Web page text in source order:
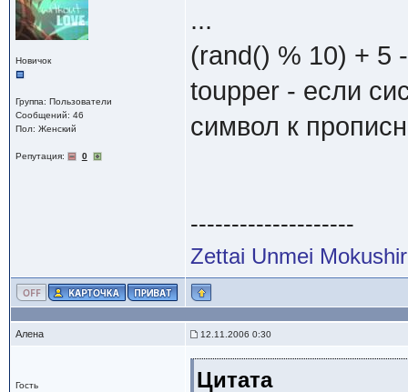
Новичок
Группа: Пользователи
Сообщений: 46
Пол: Женский
Репутация: 0
...
(rand() % 10) + 5
toupper - если
cимвол к
--------------------
Zettai Unmei
Алена 12.11.2006 0:30
Гость Цитата